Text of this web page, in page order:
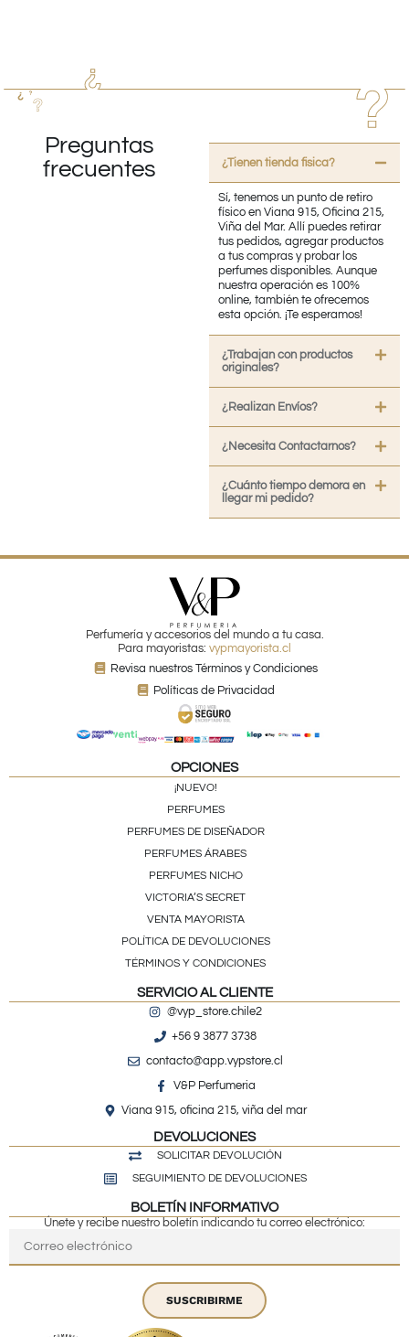
Preguntas
frecuentes
¿Tienen tienda fisica?
Sí, tenemos un punto de retiro
físico en Viana 915, Oficina 215,
Viña del Mar. Allí puedes retirar
tus pedidos, agregar productos
a tus compras y probar los
perfumes disponibles. Aunque
nuestra operación es 100%
online, también te ofrecemos
esta opción. ¡Te esperamos!
¿Trabajan con productos
originales?
¿Realizan Envíos?
¿Necesita Contactarnos?
¿Cuánto tiempo demora en
llegar mi pedido?
Perfumería y accesorios del mundo a tu casa.
Para mayoristas: vypmayorista.cl
Revisa nuestros Términos y Condiciones
Políticas de Privacidad
OPCIONES
¡NUEVO!
PERFUMES
PERFUMES DE DISEÑADOR
PERFUMES ÁRABES
PERFUMES NICHO
VICTORIA’S SECRET
VENTA MAYORISTA
POLÍTICA DE DEVOLUCIONES
TÉRMINOS Y CONDICIONES
SERVICIO AL CLIENTE
@vyp_store.chile2
+56 9 3877 3738
contacto@app.vypstore.cl
V&P Perfumeria
Viana 915, oficina 215, viña del mar
DEVOLUCIONES
SOLICITAR DEVOLUCIÓN
SEGUIMIENTO DE DEVOLUCIONES
BOLETÍN INFORMATIVO
Únete y recibe nuestro boletín indicando tu correo electrónico:
SUSCRIBIRME